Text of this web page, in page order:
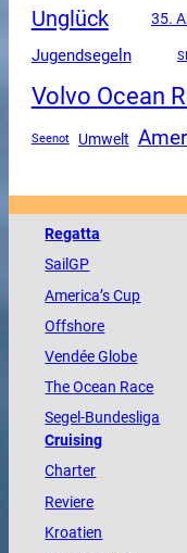
Unglück 35.
Jugendsegeln
Volvo Ocean
Seenot Umwelt
Regatta
SailGP
America’s Cup
Offshore
VendéeGlobe
TheOcean Race
Segel-Bundesliga
Cruising
Charter
Reviere
Kroatien